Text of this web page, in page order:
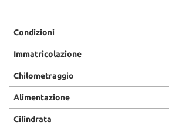
Condizioni
Immatricolazione
Chilometraggio
Alimentazione
Cilindrata